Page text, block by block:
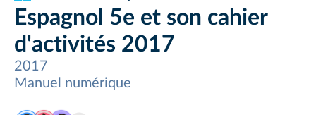
Espagnol 5e et son cahier
d'activités 2017
2017
Manuel numérique